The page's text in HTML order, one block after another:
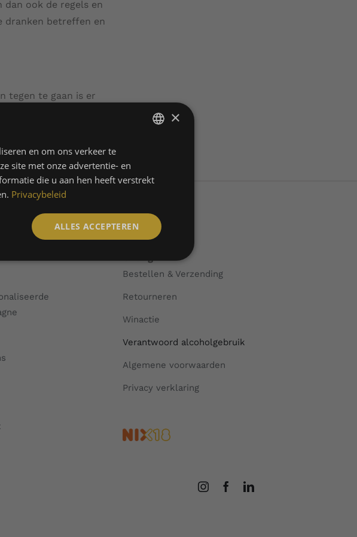
dan ook de regels en
dranken betreffen en
tegen te gaan is er
Bestellen & Verzending
Retourneren
Winactie
Verantwoord alcoholgebruik
Algemene voorwaarden
Privacy verklaring
×
en om ons verkeer te
site met onze advertentie- en
die u aan hen heeft verstrekt
Privacybeleid
ALLES ACCEPTEREN